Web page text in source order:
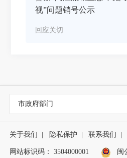
视”问题销号公示
回应关切
市政府部门
关于我们 隐私保护 联系我们
网站标识码： 3504000001 闽